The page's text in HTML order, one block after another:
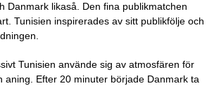
Danmark likaså. Den fina publikmatchen
Tunisien inspirerades av sitt publikfölje och
Tunisien använde sig av atmosfären för
Efter 20 minuter började Danmark ta